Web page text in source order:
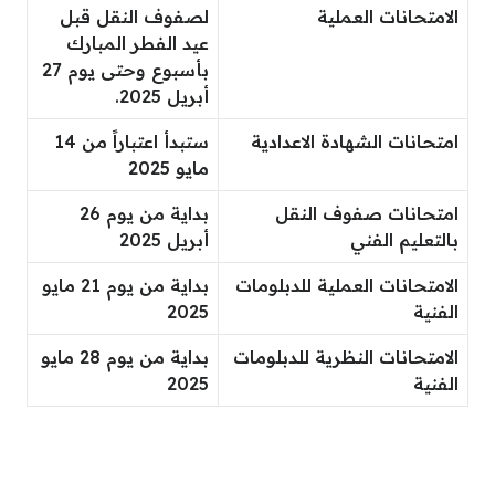
الامتحانات العملية
لصفوف النقل قبل
عيد الفطر المبارك
بأسبوع وحتى يوم 27
أبريل 2025.
امتحانات الشهادة الاعدادية
ستبدأ اعتباراً من 14
مايو 2025
امتحانات صفوف النقل
بالتعليم الفني
بداية من يوم 26
أبريل 2025
الامتحانات العملية للدبلومات
الفنية
بداية من يوم 21 مايو
2025
الامتحانات النظرية للدبلومات
الفنية
بداية من يوم 28 مايو
2025